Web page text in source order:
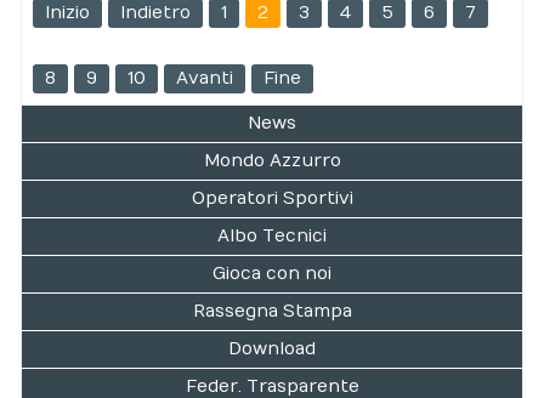
Inizio Indietro 1 2 3 4 5 6 7
8 9 10 Avanti Fine
News
Mondo Azzurro
Operatori Sportivi
Albo Tecnici
Gioca con noi
Rassegna Stampa
Download
Feder. Trasparente